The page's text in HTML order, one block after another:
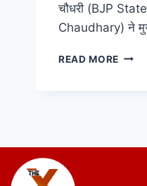
चौधरी (BJP
Chaudhary) ने
READ MORE